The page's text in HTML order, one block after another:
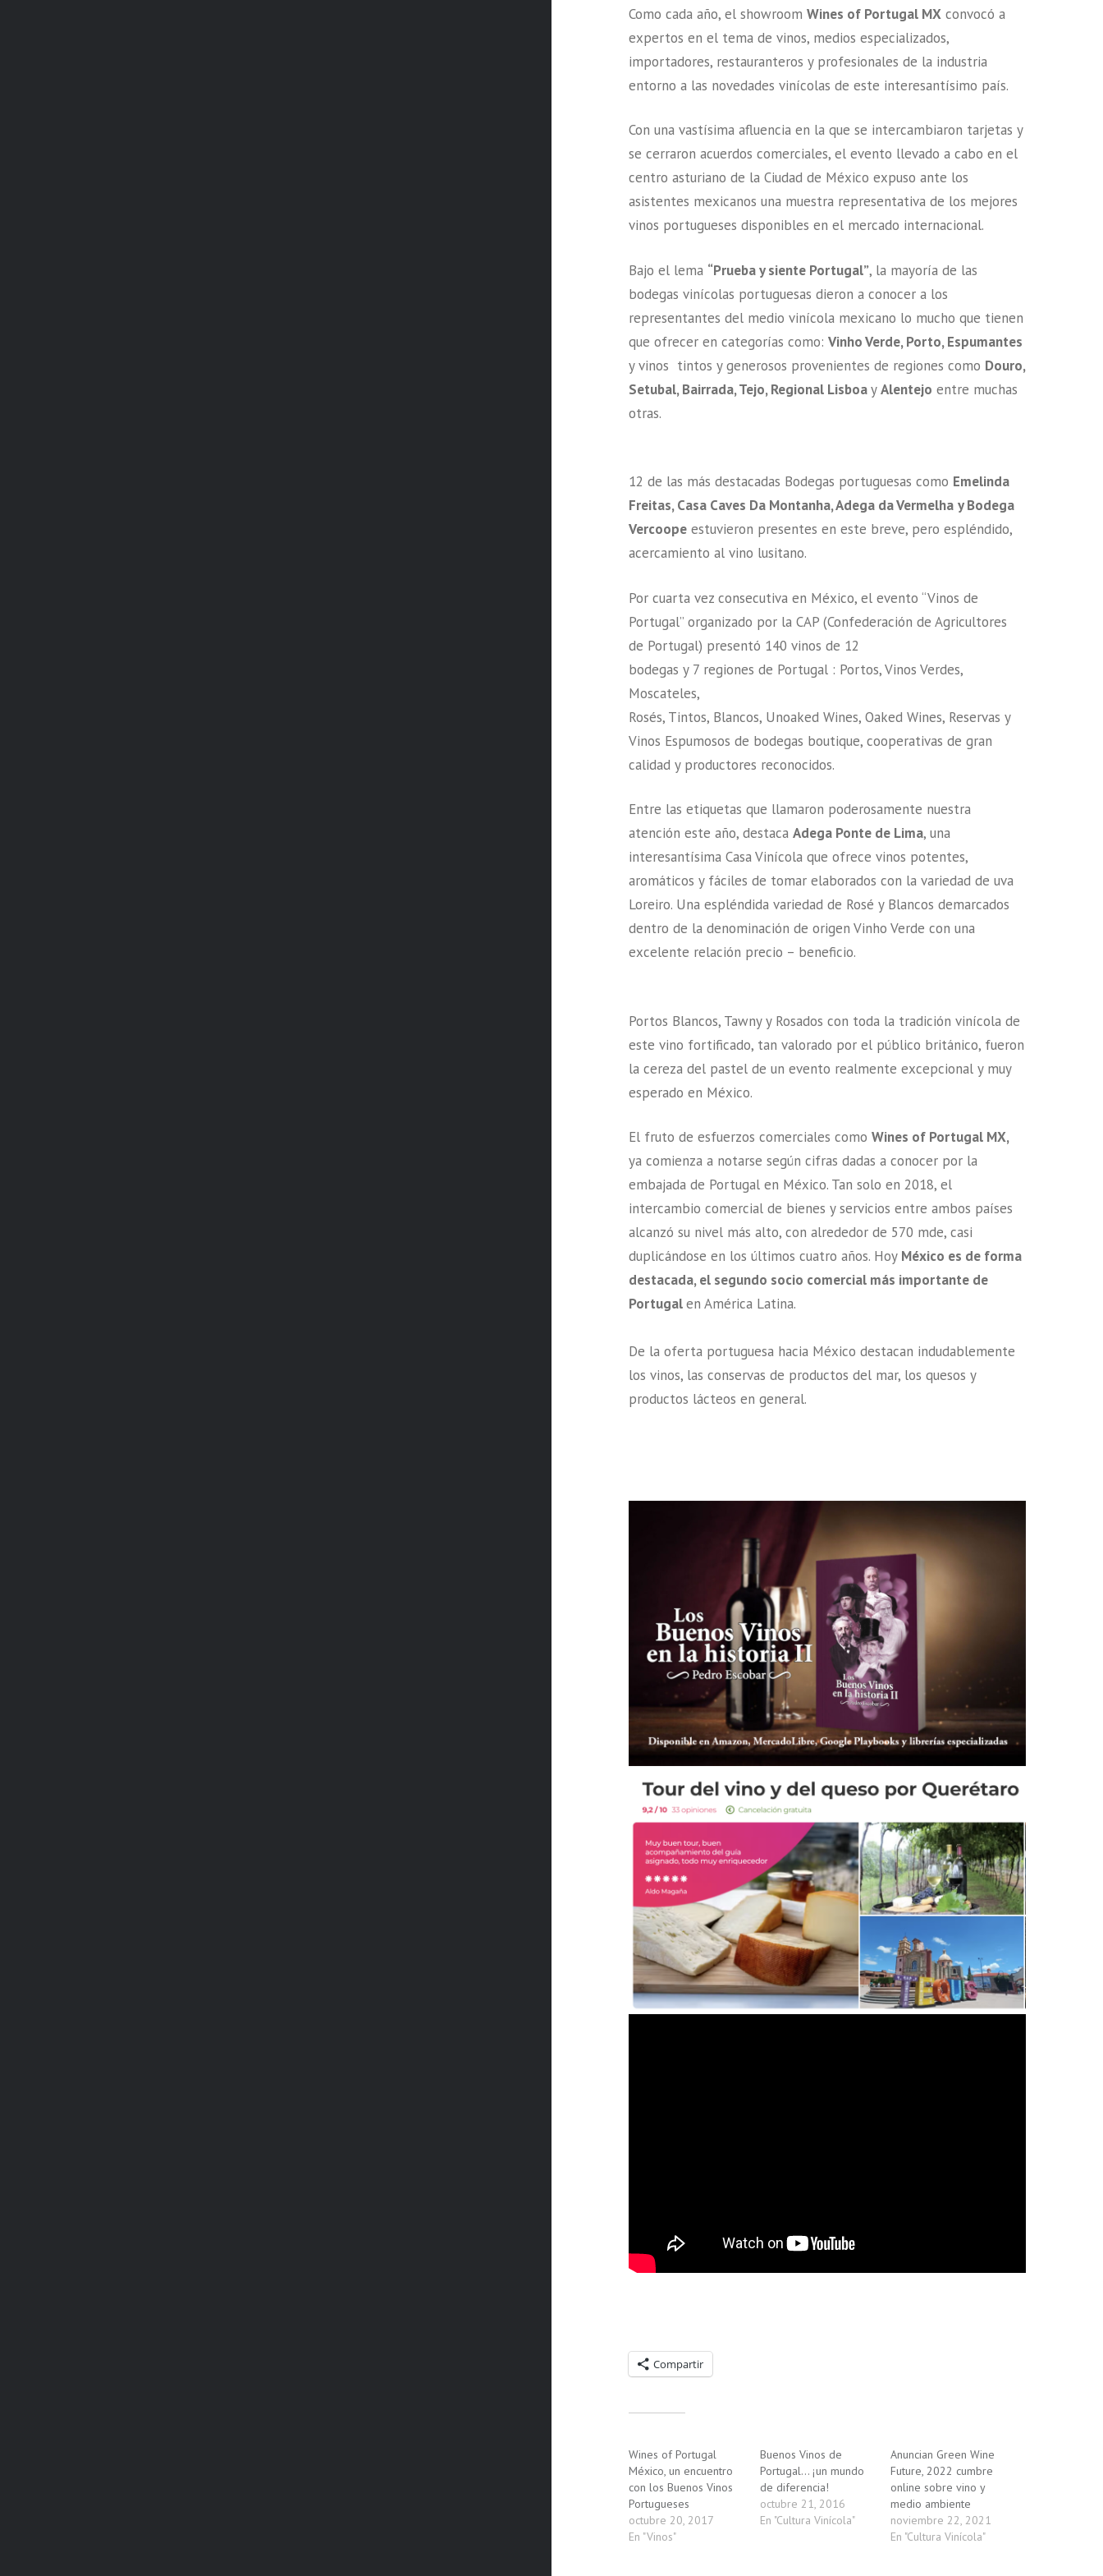
Como cada año, el showroomWines of Portugal MX convocó a
expertos en el tema de vinos, medios especializados,
importadores, restauranteros y profesionales de la industria
entorno a las novedades vinícolas de este interesantísimo país.
Con una vastísima afluencia en la que se intercambiaron tarjetas y
se cerraron acuerdos comerciales, el evento llevado a cabo en el
centro asturiano de la Ciudad de México expuso ante los
asistentes mexicanos una muestra representativa de los mejores
vinos portugueses disponibles en el mercado internacional.
Bajo el lema “Prueba y siente Portugal”, la mayoría de las
bodegas vinícolas portuguesas dieron a conocer a los
representantes del medio vinícola mexicano lo mucho que tienen
que ofrecer en categorías como:Vinho Verde, Porto, Espumantes
y vinos tintos y generosos provenientes de regiones como Douro,
Setubal, Bairrada, Tejo, Regional LisboayAlentejo entre muchas
otras.
12 de las más destacadas Bodegas portuguesas como Emelinda
Freitas, Casa Caves Da Montanha, Adega da Vermelha y Bodega
Vercoope estuvieron presentes en este breve, pero espléndido,
acercamiento al vino lusitano.
Por cuarta vez consecutiva en México, el evento “Vinos de
Portugal” organizado por la CAP (Confederación de Agricultores
de Portugal) presentó 140 vinos de 12
bodegas y 7 regiones de Portugal : Portos, Vinos Verdes,
Moscateles,
Rosés, Tintos, Blancos, Unoaked Wines, Oaked Wines, Reservas y
Vinos Espumosos de bodegas boutique, cooperativas de gran
calidad y productores reconocidos.
Entre las etiquetas que llamaron poderosamente nuestra
atención este año, destacaAdega Ponte de Lima, una
interesantísima Casa Vinícola que ofrece vinos potentes,
aromáticos y fáciles de tomar elaborados con la variedad de uva
Loreiro. Una espléndida variedad de Rosé y Blancos demarcados
dentro de la denominación de origen Vinho Verde con una
excelente relación precio – beneficio.
Portos Blancos, Tawny y Rosados con toda la tradición vinícola de
este vino fortificado, tan valorado por el público británico, fueron
la cereza del pastel de un evento realmente excepcional y muy
esperado en México.
El fruto de esfuerzos comerciales comoWines of Portugal MX,
ya comienza a notarse según cifras dadas a conocer por la
embajada de Portugal en México. Tan solo en 2018, el
intercambio comercial de bienes y servicios entre ambos países
alcanzó su nivel más alto, con alrededor de 570 mde, casi
duplicándose en los últimos cuatro años. Hoy México es de forma
destacada, el segundo socio comercial más importante de
Portugalen América Latina.
De la oferta portuguesa hacia México destacan indudablemente
los vinos, las conservas de productos del mar, los quesos y
productos lácteos en general.
Compartir
Wines of Portugal
México, un encuentro
con los Buenos Vinos
Portugueses
octubre 20, 2017
En "Vinos"
Buenos Vinos de
Portugal… ¡un mundo
de diferencia!
octubre 21, 2016
En "Cultura Vinícola"
Anuncian Green Wine
Future, 2022 cumbre
online sobre vino y
medio ambiente
noviembre 22, 2021
En "Cultura Vinícola"